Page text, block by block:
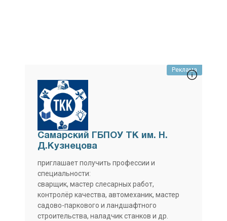
Реклама
Самарский ГБПОУ ТК им. Н.
Д.Кузнецова
приглашает получить профессии и
специальности:
сварщик, мастер слесарных работ,
контролёр качества, автомеханик, мастер
садово-паркового и ландшафтного
строительства, наладчик станков и др.